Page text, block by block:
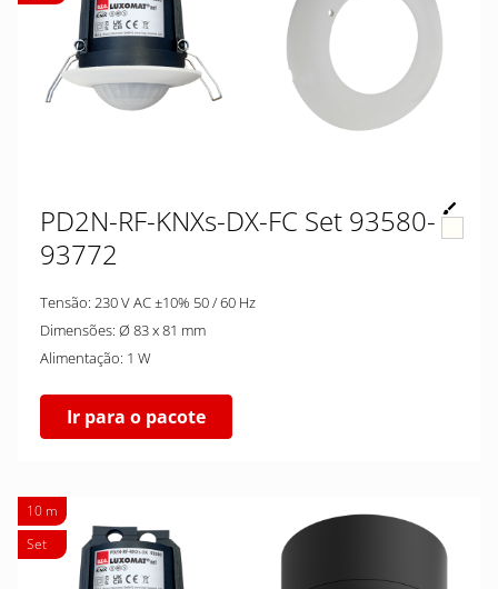
PD2N-RF-KNXs-DX-FC Set 93580-
93772
Tensão: 230 V AC ±10% 50 / 60 Hz
Dimensões: Ø 83 x 81 mm
Alimentação: 1 W
Ir para o pacote
10 m
Set